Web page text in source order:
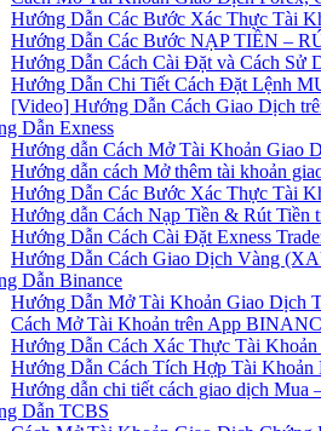
Hướng Dẫn Các Bước Xác Thực Tài
Hướng Dẫn Các Bước NẠP TIỀN –
Hướng Dẫn Cách Cài Đặt và Cách Sử
Hướng Dẫn Chi Tiết Cách Đặt Lệnh
[Video] Hướng Dẫn Cách Giao Dịch
Dẫn Exness
Hướng dẫn Cách Mở Tài Khoản Giao
Hướng dẫn cách Mở thêm tài khoản
Hướng Dẫn Các Bước Xác Thực Tài
Hướng dẫn Cách Nạp Tiền & Rút Tiền
Hướng Dẫn Cách Cài Đặt Exness
Hướng Dẫn Cách Giao Dịch Vàng
Dẫn Binance
Hướng Dẫn Mở Tài Khoản Giao Dịch
Cách Mở Tài Khoản trên App
Hướng Dẫn Cách Xác Thực Tài
Hướng Dẫn Cách Tích Hợp Tài Khoản
Hướng dẫn chi tiết cách giao dịch
Dẫn TCBS